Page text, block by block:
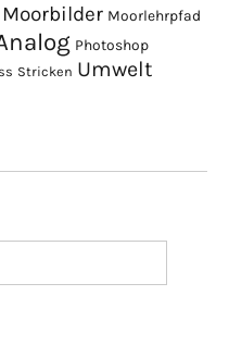
Moorbilder Moorlehrpfad
Photoshop
Stricken Umwelt